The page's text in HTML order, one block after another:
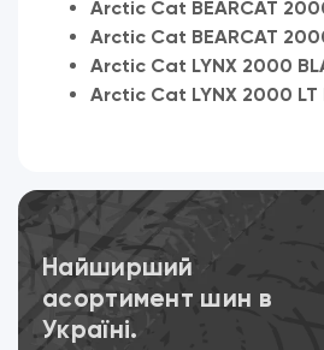
Arctic Cat BEARCAT
Arctic Cat BEARCAT
Arctic Cat LYNX 2000
Arctic Cat LYNX 2000 LT
Найширший
асортимент шин в
Україні.
Переглянути